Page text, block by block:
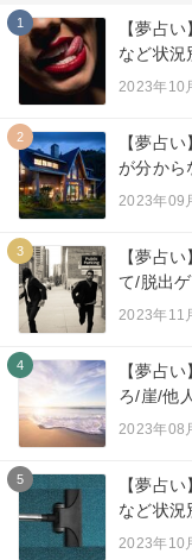
1
【夢占
など状況
2023年10
2
【夢占
が分から
2023年09
3
【夢占
て/脱出
2023年11
4
【夢占
ろ/崖/他
2023年08
5
【夢占
など状況
2023年10